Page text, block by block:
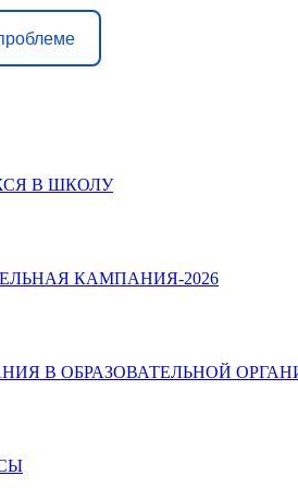
В ШКОЛУ
КАМПАНИЯ-2026
В ОБРАЗОВАТЕЛЬНОЙ